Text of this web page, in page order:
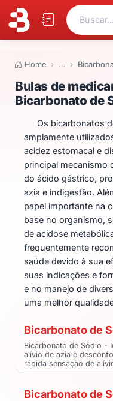
Buscar...
Home …
Bulas de
Bulas de
Bicarbonato de
Os bicarbonatos
amplamente
acidez estomacal e
principal mecanismo
do ácido gástrico,
azia e indigestão.
papel importante na
base no organismo,
de acidose
frequentemente
saúde devido à sua
suas indicações e
e no manejo de
uma melhor
Bicarbonato de
Bicarbonato de Sódio -
alívio de azia e
rápida sensação de
Bicarbonato de